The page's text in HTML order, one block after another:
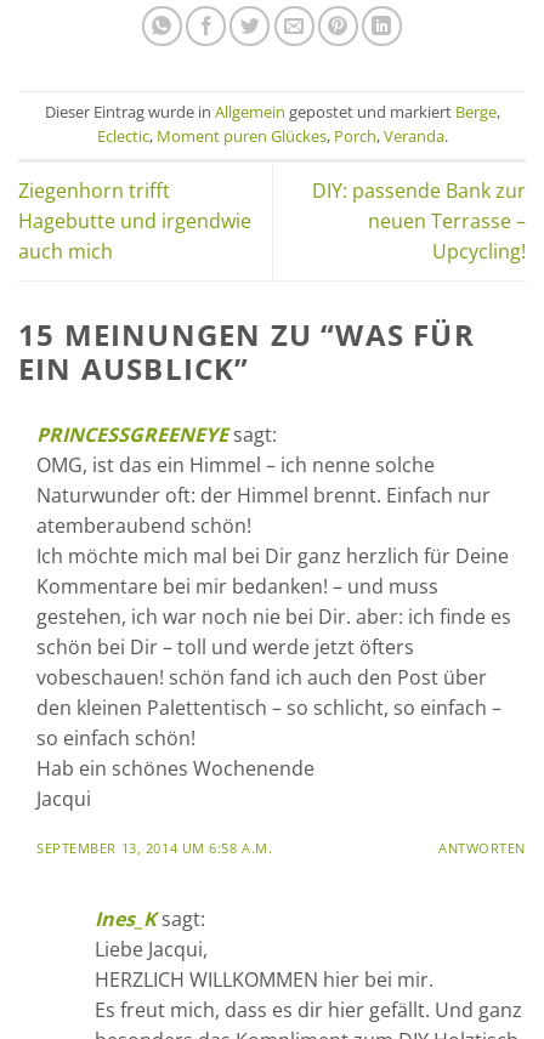
Dieser Eintrag wurde in Allgemein gepostet und markiert Berge,
Eclectic, Moment puren Glückes, Porch,Veranda.
Ziegenhorn trifft
Hagebutte und irgendwie
auch mich
DIY: passende Bank zur
neuen Terrasse –
Upcycling!
15 MEINUNGEN ZU “WAS FÜR
EIN AUSBLICK”
PRINCESSGREENEYE sagt:
OMG, ist das ein Himmel – ich nenne solche
Naturwunder oft: der Himmel brennt. Einfach nur
atemberaubend schön!
Ich möchte mich mal bei Dir ganz herzlich für Deine
Kommentare bei mir bedanken! – und muss
gestehen, ich war noch nie bei Dir. aber: ich finde es
schön bei Dir – toll und werde jetzt öfters
vobeschauen! schön fand ich auch den Post über
den kleinen Palettentisch – so schlicht, so einfach –
so einfach schön!
Hab ein schönes Wochenende
Jacqui
SEPTEMBER 13, 2014 UM 6:58 A.M. ANTWORTEN
Ines_K sagt:
Liebe Jacqui,
HERZLICH WILLKOMMEN hier bei mir.
Es freut mich, dass es dir hier gefällt. Und ganz